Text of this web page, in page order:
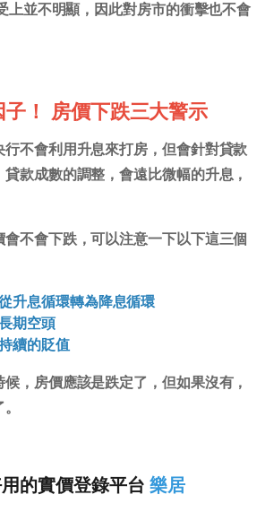
上並不明顯，因此對房市的衝擊也不會
！ 房價下跌三大警示
不會利用升息來打房，但會針對貸款
款成數的調整，會遠比微幅的升息，
不會下跌，可以注意一下以下這三個
升息循環轉為降息循環
期空頭
續的貶值
，房價應該是跌定了，但如果沒有，
的實價登錄平台 樂居